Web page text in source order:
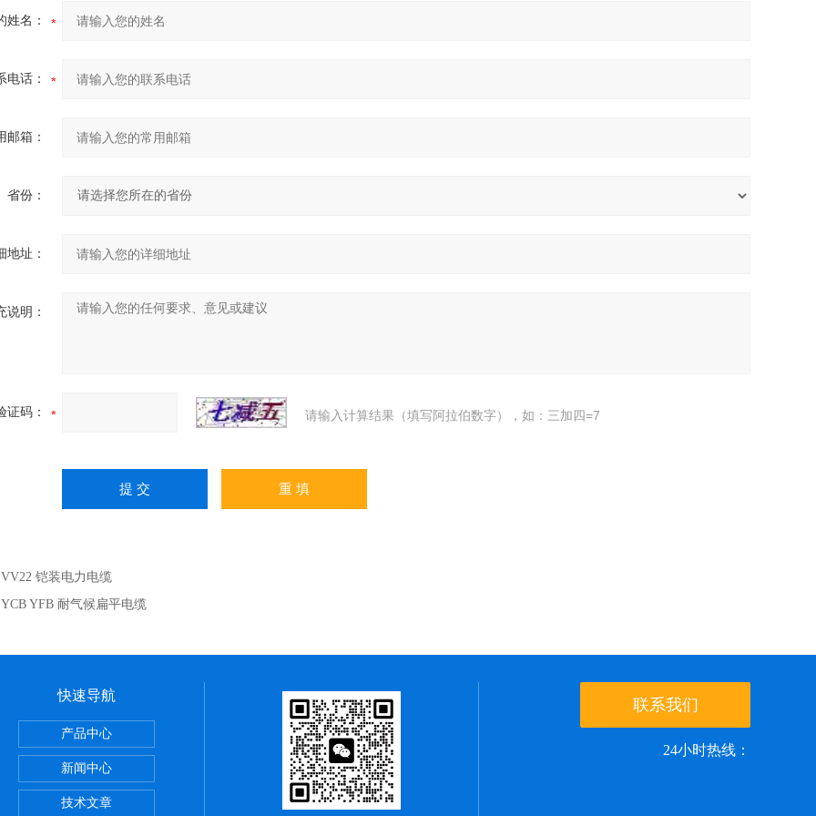
姓名：
电话：
邮箱：
省份：
地址：
说明：
证码： 请输入计算结果（填写阿拉伯数字），如：三加四=7
VV22 铠装电力电缆
YCB YFB 耐气候扁平电缆
别
绞线
快速导航
产品中心
新闻中心
技术文章
联系我们
24小时热线：